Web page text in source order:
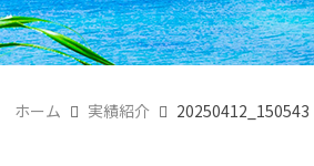
ホーム 実績紹介 20250412_150543